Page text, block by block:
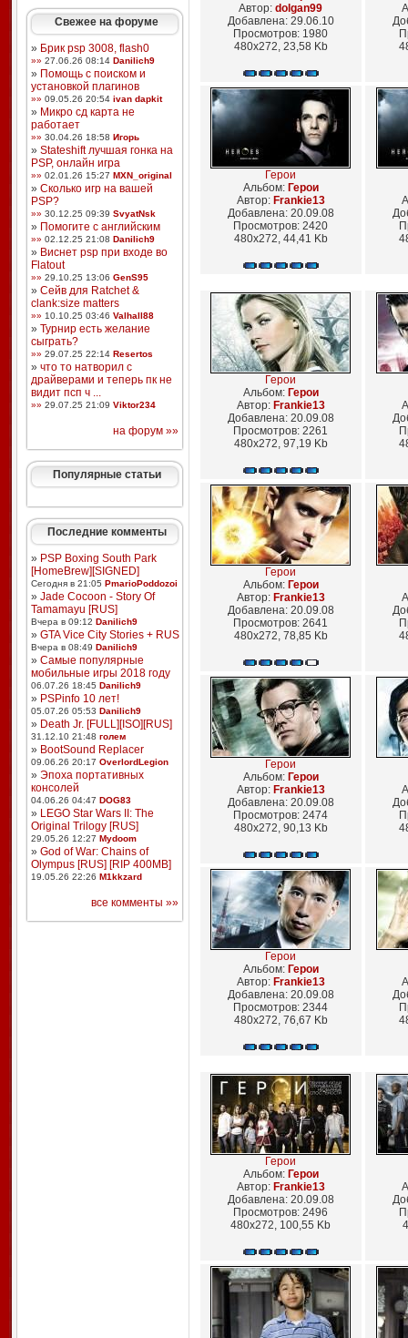
Свежее на форуме
» Брик psp 3008, flash0
»» 27.06.26 08:14 Danilich9
» Помощь с поиском и
установкой плагинов
»» 09.05.26 20:54 ivan dapkit
» Микро сд карта не
работает
»» 30.04.26 18:58 Игорь
» Stateshift лучшая гонка на
PSP, онлайн игра
»» 02.01.26 15:27 MXN_original
» Сколько игр на вашей
PSP?
»» 30.12.25 09:39 SvyatNsk
» Помогите с английским
»» 02.12.25 21:08 Danilich9
» Виснет psp при входе во
Flatout
»» 29.10.25 13:06 GenS95
» Сейв для Ratchet &
clank:size matters
»» 10.10.25 03:46 Valhall88
» Турнир есть желание
сыграть?
»» 29.07.25 22:14 Resertos
» что то натворил с
драйверами и теперь пк не
видит псп ч ...
»» 29.07.25 21:09 Viktor234
на форум »»
Популярные статьи
Последние комменты
» PSP Boxing South Park
[HomeBrew][SIGNED]
Сегодня в 21:05 PmarioPoddozoi
» Jade Cocoon - Story Of
Tamamayu [RUS]
Вчера в 09:12 Danilich9
» GTA Vice City Stories + RUS
Вчера в 08:49 Danilich9
» Самые популярные
мобильные игры 2018 году
06.07.26 18:45 Danilich9
» PSPinfo 10 лет!
05.07.26 05:53 Danilich9
» Death Jr. [FULL][ISO][RUS]
31.12.10 21:48 голем
» BootSound Replacer
09.06.26 20:17 OverlordLegion
» Эпоха портативных
консолей
04.06.26 04:47 DOG83
» LEGO Star Wars II: The
Original Trilogy [RUS]
29.05.26 12:27 Mydoom
» God of War: Chains of
Olympus [RUS] [RIP 400MB]
19.05.26 22:26 M1kkzard
все комменты »»
Автор: dolgan99
Добавлена: 29.06.10
Просмотров: 1980
480x272, 23,58 Kb
Герои
Альбом: Герои
Автор: Frankie13
Добавлена: 20.09.08
Просмотров: 2420
480x272, 44,41 Kb
Герои
Альбом: Герои
Автор: Frankie13
Добавлена: 20.09.08
Просмотров: 2261
480x272, 97,19 Kb
Герои
Альбом: Герои
Автор: Frankie13
Добавлена: 20.09.08
Просмотров: 2641
480x272, 78,85 Kb
Герои
Альбом: Герои
Автор: Frankie13
Добавлена: 20.09.08
Просмотров: 2474
480x272, 90,13 Kb
Герои
Альбом: Герои
Автор: Frankie13
Добавлена: 20.09.08
Просмотров: 2344
480x272, 76,67 Kb
Герои
Альбом: Герои
Автор: Frankie13
Добавлена: 20.09.08
Просмотров: 2496
480x272, 100,55 Kb